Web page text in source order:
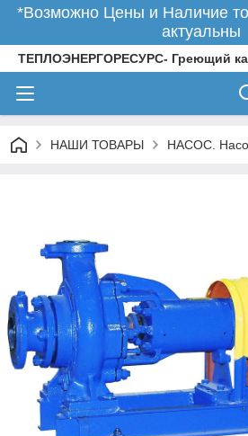
*Возможно Цены и Наличие
актуальны
ТЕПЛОЭНЕРГОРЕСУРС- Греющий
НАШИ ТОВАРЫ НАСОС.